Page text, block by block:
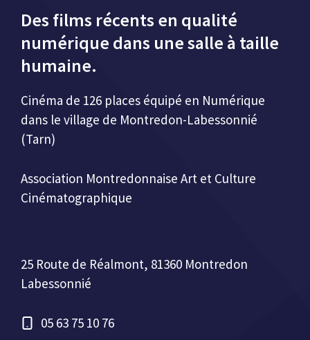
Des films récents en qualité
numérique dans une salle à taille
humaine.
Cinéma de 126 places équipé en Numérique
dans le village de Montredon-Labessonnié
(Tarn)
Association Montredonnaise Art et Culture
Cinématographique
25 Route de Réalmont, 81360 Montredon
Labessonnié
05 63 75 10 76